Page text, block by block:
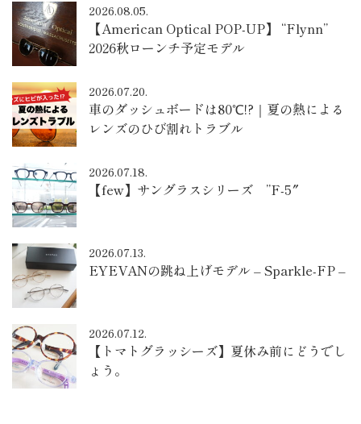
2026.08.05.
【American Optical POP-UP】 “Flynn”
2026秋ローンチ予定モデル
2026.07.20.
車のダッシュボードは80℃!?｜夏の熱による
レンズのひび割れトラブル
2026.07.18.
【few】サングラスシリーズ ”F-5″
2026.07.13.
EYEVANの跳ね上げモデル – Sparkle-FP –
2026.07.12.
【トマトグラッシーズ】夏休み前にどうでし
ょう。